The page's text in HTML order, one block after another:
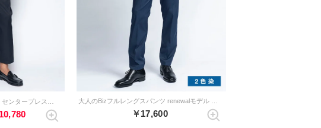
アンクルストレートパンツ・センタープレスなし（ダークネイビー） 大人のBizフルレングスパンツ renewalモデル （ビターネイビー）
￥17,600